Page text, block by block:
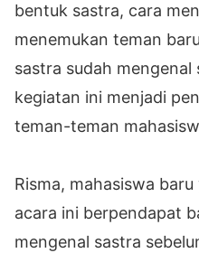
bentuk sastra, cara
menemukan teman
sastra sudah mengenal
kegiatan ini menjadi
teman-teman
Risma, mahasiswa
acara ini berpendapat
mengenal sastra